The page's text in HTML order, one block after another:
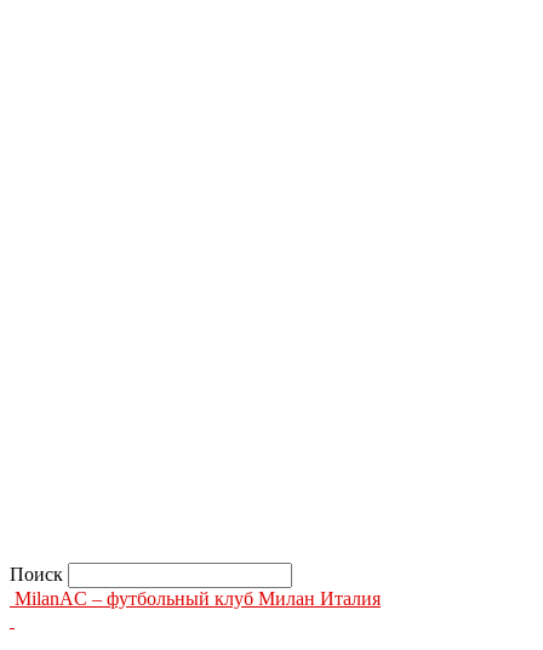
Поиск
MilanAC – футбольный клуб Милан Италия